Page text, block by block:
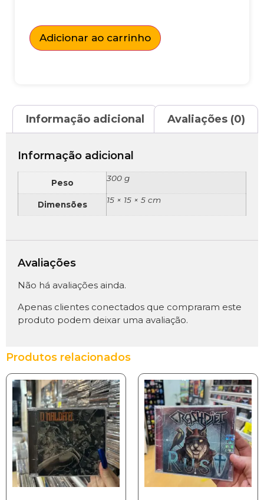
Adicionar ao carrinho
Informação adicional Avaliações (0)
Informação adicional
Peso 300 g
Dimensões 15 × 15 × 5 cm
Avaliações
Não há avaliações ainda.
Apenas clientes conectados que compraram este
produto podem deixar uma avaliação.
Produtos relacionados